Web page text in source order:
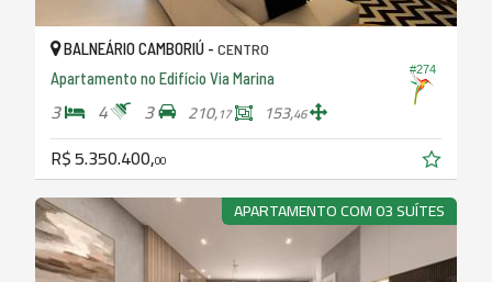
#274
BALNEÁRIO CAMBORIÚ - CENTRO
Apartamento no Edifício Via Marina
3 4 3 210,17 153,46
R$ 5.350.400,00
APARTAMENTO COM 03 SUÍTES